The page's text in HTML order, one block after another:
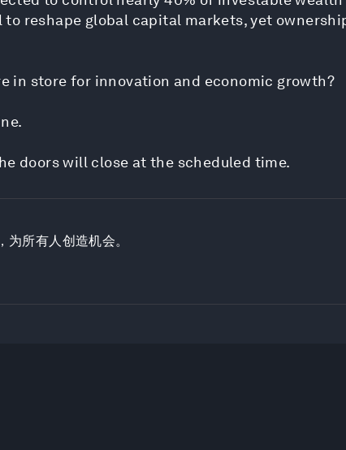
reshape global capital markets, yet
in store for innovation and economic growth?
doors will close at the scheduled time.
所有人创造机会。